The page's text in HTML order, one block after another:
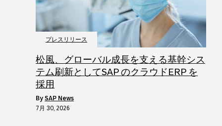
プレスリリース
松風、グローバル成長を支える基幹シス
テム刷新としてSAP のクラウドERP を
採用
by SAP News
7月 30, 2026